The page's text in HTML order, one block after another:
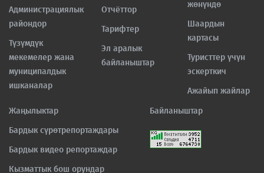
Администрациялык
райондор
Түзүмдүк
мекемелер жана
муниципалдык
ишканалар
Отчёттор
Тарифтер
Эл аралык
байланыштар
жөнүндө
Шаардын
картасы
Туристтер үчүн
эскерткич
Ажайып жайлар
Жаңылыктар
Бардык сүрөтрепортаждары
Бардык видео репортаждар
Кызматтык бош орундар
Байланыштар